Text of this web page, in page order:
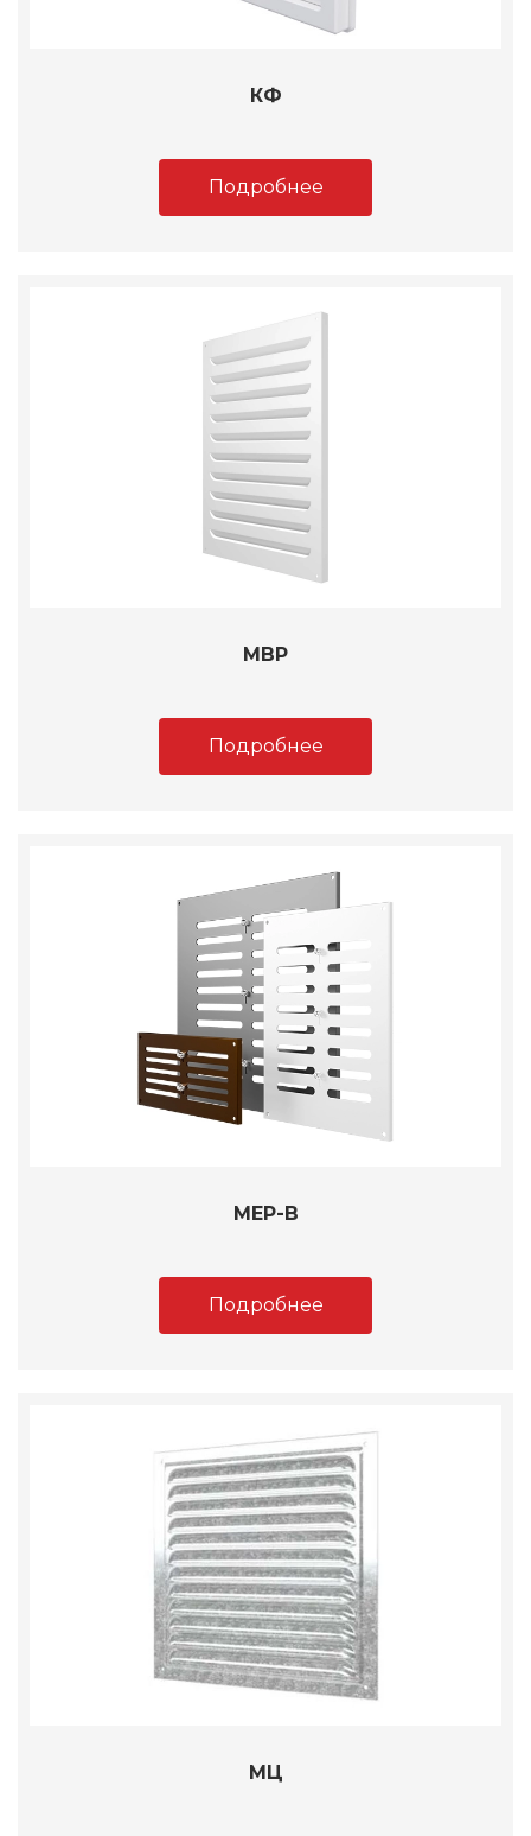
КФ
Подробнее
МВР
Подробнее
МЕР-В
Подробнее
МЦ